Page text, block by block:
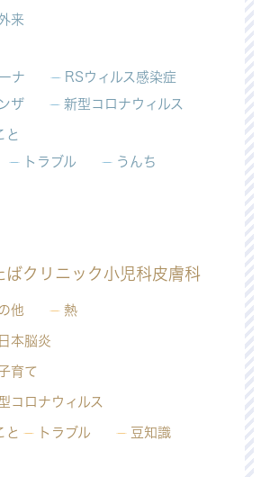
来
ナ
RSウィルス感染症
ザ
新型コロナウィルス
と
トラブル
うんち
ばクリニック小児科皮膚科
他 熱
日本脳炎
育て
コロナウィルス
と トラブル 豆知識